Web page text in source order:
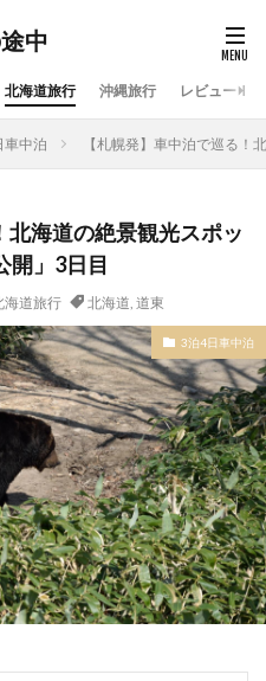
中
北海道旅行 沖縄旅行 レビュー
車中泊 【札幌発】車中泊で巡る
北海道の絶景観光スポッ
開」3日目
海道旅行 北海道, 道東
3泊4日車中泊